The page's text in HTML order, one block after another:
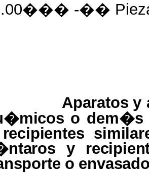
-��
Aparatosy
o dem�s
recipientes
y
o